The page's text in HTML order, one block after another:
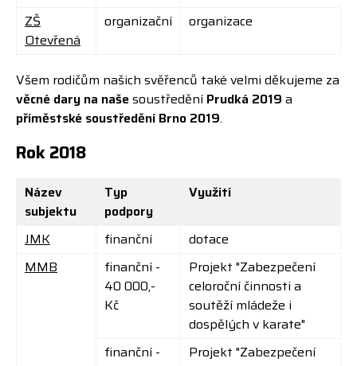
ZŠ
Otevřená
organizační organizace
Všem rodičům našich svěřenců také velmi děkujeme za
věcné dary na našesoustředění Prudká 2019 a
příměstské soustředění Brno 2019.
Rok 2018
Název
subjektu
Typ
podpory
Využití
JMK finanční
dotace
MMB
finanční -
40 000,-
Kč
Projekt "Zabezpečení
celoroční činnosti a
soutěží mládeže i
dospělých v karate"
finanční -
Projekt "Zabezpečení